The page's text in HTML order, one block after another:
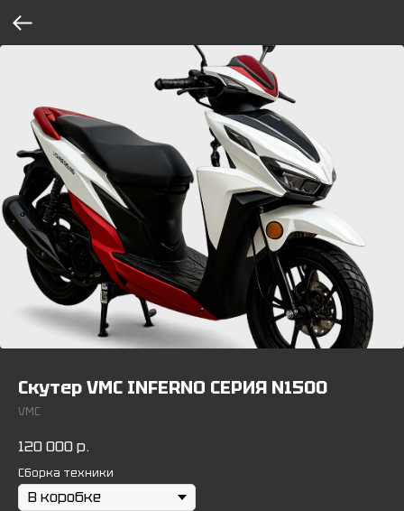
Скутер VMC INFERNO СЕРИЯ N1500
VMC
120 000р.
Сборка техники